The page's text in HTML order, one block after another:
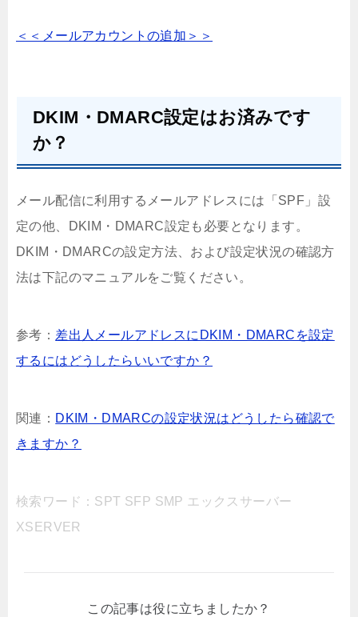
＜＜メールアカウントの追加＞＞
DKIM・DMARC設定はお済みです
か？
メール配信に利用するメールアドレスには「SPF」設
定の他、DKIM・DMARC設定も必要となります。
DKIM・DMARCの設定方法、および設定状況の確認方
法は下記のマニュアルをご覧ください。
参考： 差出人メールアドレスにDKIM・DMARCを設定
するにはどうしたらいいですか？
関連： DKIM・DMARCの設定状況はどうしたら確認で
きますか？
検索ワード：SPT SFP SMP エックスサーバー
XSERVER
この記事は役に立ちましたか？